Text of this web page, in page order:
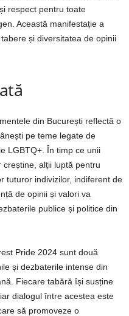
respect pentru toate
Această manifestație a
și diversitatea de opinii
din București reflectă o
pe teme legate de
LGBTQ+. În timp ce unii
alții luptă pentru
tuturor indivizilor, indiferent de
de opinii și valori va
publice și politice din
Pride 2024 sunt două
și dezbaterile intense din
Fiecare tabără își susține
dialogul între acestea este
să promoveze o